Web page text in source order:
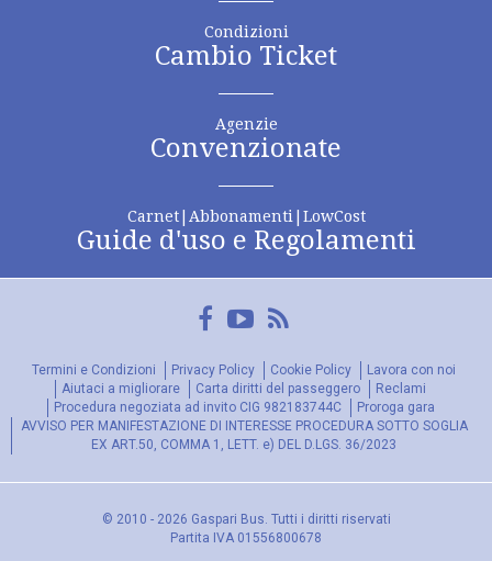
Condizioni
Cambio Ticket
Agenzie
Convenzionate
Carnet|Abbonamenti|LowCost
Guide d'uso e Regolamenti
FacebookYouTube
Termini e Condizioni Privacy Policy Cookie Policy
Lavora con noi
Aiutaci a migliorare
Carta diritti del passeggero
Reclami
Procedura negoziata ad invito CIG 982183744C
Proroga gara
AVVISO PER MANIFESTAZIONE DI INTERESSE PROCEDURA SOTTO SOGLIA
EX ART.50, COMMA 1, LETT. e) DEL D.LGS. 36/2023
© 2010 - 2026 Gaspari Bus. Tutti i diritti riservati
Partita IVA 01556800678